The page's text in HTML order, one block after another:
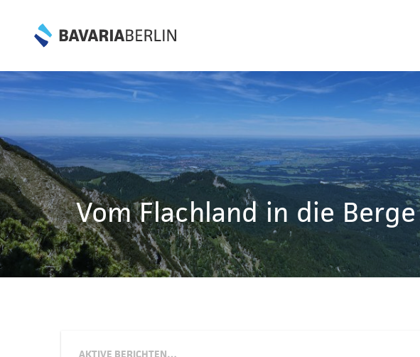
Vom Flachland in die
AKTIVE BERICHTEN…